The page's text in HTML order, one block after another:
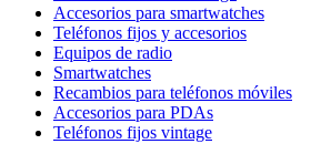
Accesorios para smartwatches
Teléfonos fijos y accesorios
Equipos de radio
Smartwatches
Recambios para teléfonos móviles
Accesorios para PDAs
Teléfonos fijos vintage